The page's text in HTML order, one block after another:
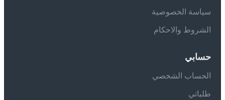
سياسة الخصوصية
الشروط والاحكام
حسابي
الحساب الشخصي
طلباتي